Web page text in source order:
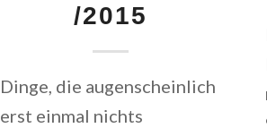
/2015
Dinge, die augenscheinlich
erst einmal nichts